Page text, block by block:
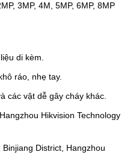
3MP, 4M, 5MP, 6MP, 8MP
di kèm.
ráo, nhẹ tay.
các vật dễ gây cháy khác.
Hikvision Technology
District, Hangzhou